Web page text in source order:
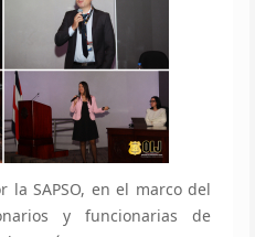
la SAPSO, en el marco del
y funcionarias de